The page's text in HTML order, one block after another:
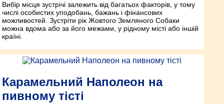
Вибір місця зустрічі залежить від багатьох факторів, у тому
числі особистих уподобань, бажань і фінансових
можливостей. Зустріти рік Жовтого Земляного Собаки
можна вдома або за його межами, у рідному місті або іншій
країні.
Карамельний Наполеон на
пивному тісті